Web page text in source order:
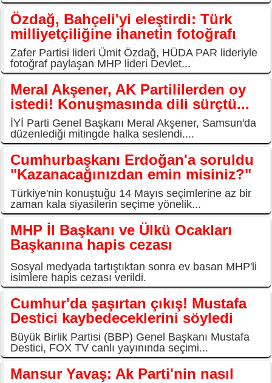
Özdağ, Bahçeli'yi eleştirdi: Türk
milliyetçiliğine ihanetin fotoğrafı
Zafer Partisi lideri Ümit Özdağ, HÜDA PAR lideriyle
fotoğraf paylaşan MHP lideri Devlet...
Meral Akşener, AK Partililerden oy
istedi! Konuşmasında dili sürçtü...
İYİ Parti Genel Başkanı Meral Akşener, Samsun'da
düzenlediği mitingde halka seslendi....
Cumhurbaşkanı Erdoğan'a soruldu
"Kazanacağınızdan emin misiniz?"
Türkiye'nin konuştuğu 14 Mayıs seçimlerine az bir
zaman kala siyasilerin seçime yönelik...
MHP İl Başkanı ve Ülkü Ocakları
Başkanına hapis cezası
Sosyal medyada tartıştıktan sonra ev basan MHP'li
isimlere hapis cezası verildi.
Cumhur'da şaşırtan çıkış! Mustafa
Destici kaybedeceklerini söyledi
Büyük Birlik Partisi (BBP) Genel Başkanı Mustafa
Destici, FOX TV canlı yayınında seçimi...
Mansur Yavaş: Ak Parti'nin nasıl